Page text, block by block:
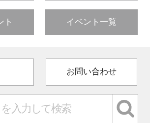
ト イベント一覧
お問い合わせ